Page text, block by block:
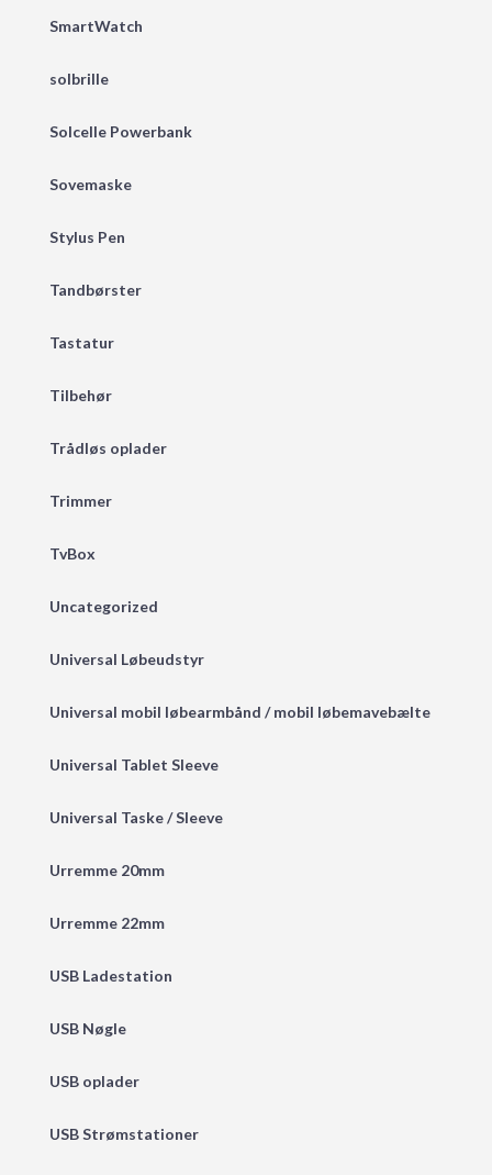
SmartWatch
solbrille
Solcelle Powerbank
Sovemaske
Stylus Pen
Tandbørster
Tastatur
Tilbehør
Trådløs oplader
Trimmer
TvBox
Uncategorized
Universal Løbeudstyr
Universal mobil løbearmbånd / mobil løbemavebælte
Universal Tablet Sleeve
Universal Taske / Sleeve
Urremme 20mm
Urremme 22mm
USB Ladestation
USB Nøgle
USB oplader
USB Strømstationer